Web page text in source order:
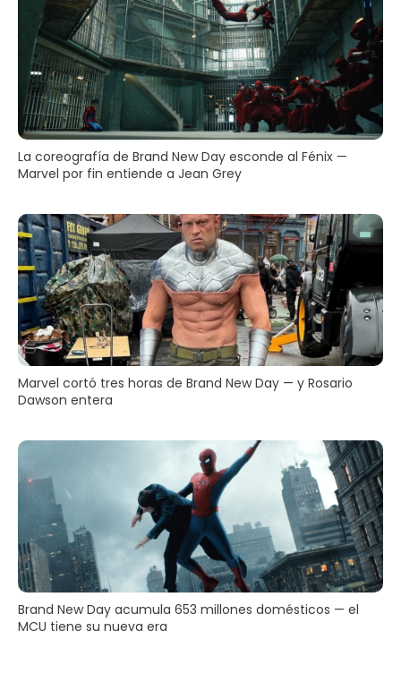
La coreografía de Brand New Day esconde al Fénix —
Marvel por fin entiende a Jean Grey
Marvel cortó tres horas de Brand New Day — y Rosario
Dawson entera
Brand New Day acumula 653 millones domésticos — el
MCU tiene su nueva era